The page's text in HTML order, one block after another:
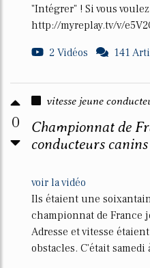
"Intégrer" ! Si vous
http://myreplay.tv/v/
2 Vidéos
141
0
vitesse jeune
Championnat de
conducteurs canins
voir la vidéo
Ils étaient une
championnat de France
Adresse et vitesse
obstacles. C'était samedi